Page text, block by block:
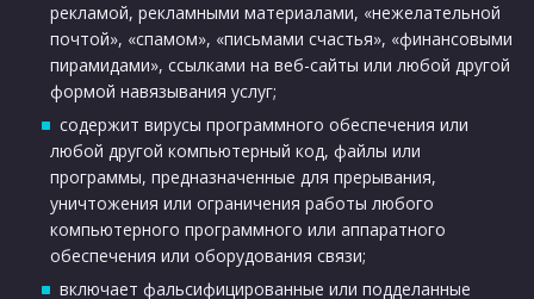
рекламой, рекламными материалами, «нежелательной
почтой», «спамом», «письмами счастья», «финансовыми
пирамидами», ссылками на веб-сайты или любой другой
формой навязывания услуг;
содержит вирусы программного обеспечения или
любой другой компьютерный код, файлы или
программы, предназначенные для прерывания,
уничтожения или ограничения работы любого
компьютерного программного или аппаратного
обеспечения или оборудования связи;
включает фальсифицированные или подделанные